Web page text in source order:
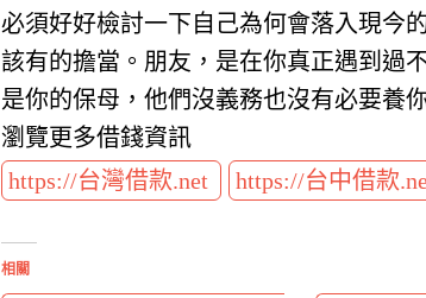
必須好好檢討一下自己為何會落入現今
該有的擔當。朋友，是在你真正遇到過
是你的保母，他們沒義務也沒有必要養
瀏覽更多借錢資訊
https://台灣借款.net
https://台中借款
相關